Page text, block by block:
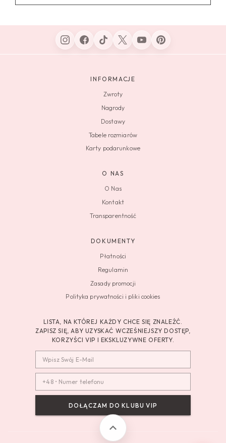
INFORMACJE
Zwroty
Nagrody
Dostawy
Tabele rozmiarów
Karty podarunkowe
O NAS
O Nas
Kontakt
Transparentność
DOKUMENTY
Płatności
Regulamin
Zasady promocji
Polityka prywatności i pliki cookies
LISTA, NA KTÓREJ KAŻDY CHCE SIĘ ZNALEŹĆ.
ZAPISZ SIĘ, ABY UZYSKAĆ WCZEŚNIEJSZY DOSTĘP,
KORZYŚCI VIP I EKSKLUZYWNE OFERTY.
DOŁĄCZAM DO KLUBU VIP